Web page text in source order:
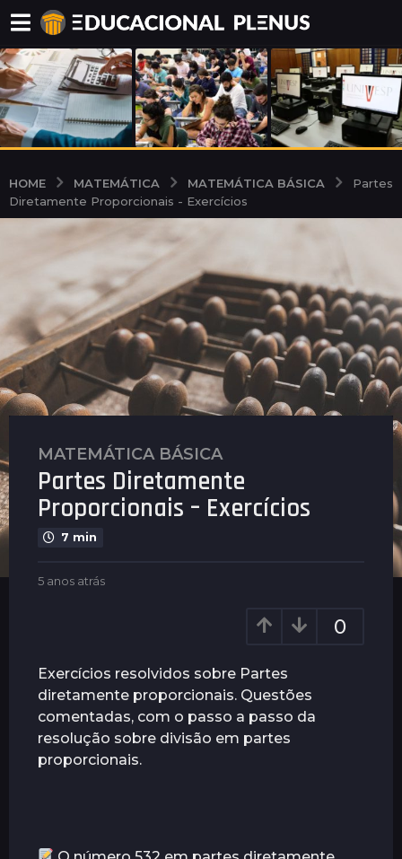
HOME MATEMÁTICA MATEMÁTICA BÁSICA
Partes
Diretamente Proporcionais - Exercícios
5
a
n
o
s
t
1
a
n
o
a
MATEMÁTICA BÁSICA
Partes Diretamente
Proporcionais – Exercícios
7 min
b
n
u
s
5 anos atrás
r
á
s
0
Exercícios resolvidos sobre Partes
diretamente proporcionais. Questões
comentadas, com o passo a passo da
resolução sobre divisão em partes
proporcionais.